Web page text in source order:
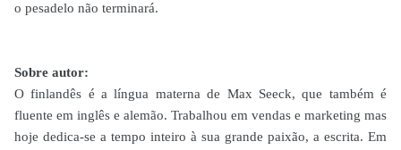
o pesadelo não terminará.
Sobre autor:
O finlandês é a língua materna de Max Seeck, que também é
fluente em inglês e alemão. Trabalhou em vendas e marketing mas
hoje dedica-se a tempo inteiro à sua grande paixão, a escrita. Em